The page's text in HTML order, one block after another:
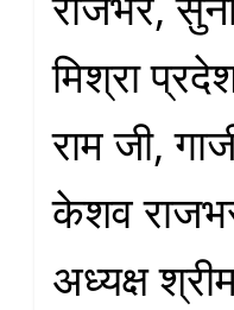
मिश्रा
राम जी,
केशव
अध्यक्ष